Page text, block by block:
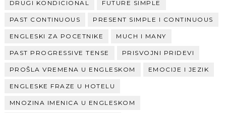
DRUGI KONDICIONAL FUTURE SIMPLE
PAST CONTINUOUS PRESENT SIMPLE I CONTINUOUS
ENGLESKI ZA POCETNIKE MUCH I MANY
PAST PROGRESSIVE TENSE PRISVOJNI PRIDEVI
PROŠLA VREMENA U ENGLESKOM EMOCIJE I JEZIK
ENGLESKE FRAZE U HOTELU
MNOZINA IMENICA U ENGLESKOM